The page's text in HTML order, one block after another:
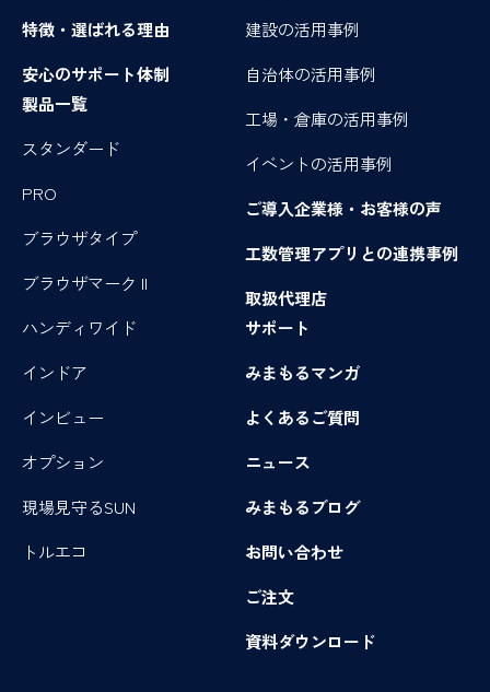
特徴・選ばれる理由
安心のサポート体制
製品一覧
スタンダード
PRO
ブラウザタイプ
ブラウザマーク II
ハンディワイド
インドア
インビュー
オプション
現場見守るSUN
トルエコ
建設の活用事例
自治体の活用事例
工場・倉庫の活用事例
イベントの活用事例
ご導入企業様・お客様の声
工数管理アプリとの連携事例
取扱代理店
サポート
みまもるマンガ
よくあるご質問
ニュース
みまもるブログ
お問い合わせ
ご注文
資料ダウンロード